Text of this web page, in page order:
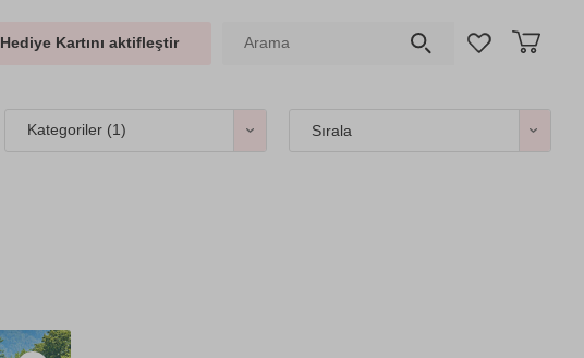
Hediye Kartını aktifleştir
Kategoriler (1) Sırala